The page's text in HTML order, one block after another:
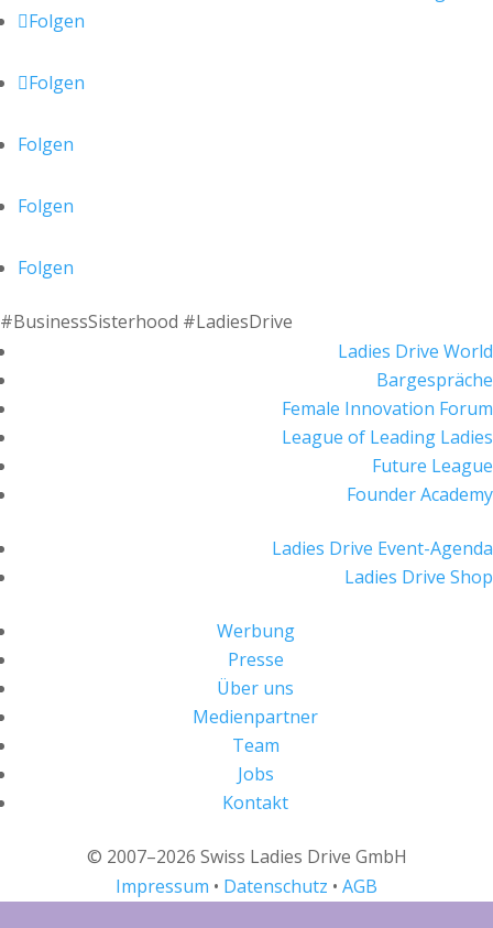
Folgen
Folgen
Folgen
Folgen
Folgen
#BusinessSisterhood #LadiesDrive
Ladies Drive World
Bargespräche
Female Innovation Forum
League of Leading Ladies
Future League
Founder Academy
Ladies Drive Event-Agenda
Ladies Drive Shop
Werbung
Presse
Über uns
Medienpartner
Team
Jobs
Kontakt
© 2007–2026 Swiss Ladies Drive GmbH
Impressum • Datenschutz • AGB